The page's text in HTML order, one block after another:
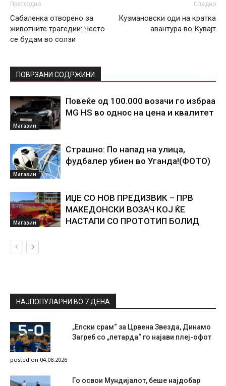
Претходно
Сабаленка отворено за
животните трагедии: Често
се будам во солзи
Следно
Кузмановски оди на кратка
авантура во Кувајт
ПОВРЗАНИ СОДРЖИНИ
Магазин
Повеќе од 100.000 возачи го избраа
MG HS во однос на цена и квалитет
Магазин
Страшно: По напад на улица,
фудбалер убиен во Уганда!(ФОТО)
Магазин
ИЏЕ СО НОВ ПРЕДИЗВИК – ПРВ
МАКЕДОНСКИ ВОЗАЧ КОЈ ЌЕ
НАСТАПИ СО ПРОТОТИП БОЛИД
НАЈПОПУЛАРНИ ВО 7 ДЕНА
„Епски срам“ за Црвена Звезда, Динамо
Загреб со „петарда“ го најави плеј-офот
posted on 04.08.2026
Го освои Мундијалот, беше најдобар